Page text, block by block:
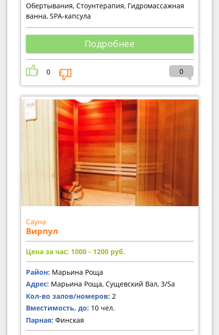
Обертывания, Стоунтерапия, Гидромассажная
ванна, SPA-капсула
Подробнее
0 0
Сауна
Вирпул
Цена за час: 1000 - 1200 руб.
Район: Марьина Роща
Адрес: Марьина Роща, Сущевский Вал, 3/5а
Кол-во залов/номеров: 2
Вместимость, до: 10 чел.
Парная: Финская